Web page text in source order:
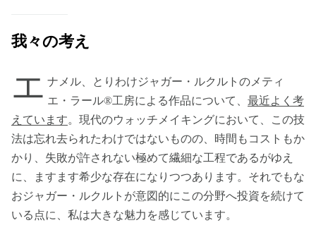
我々の考え
エ ナメル、とりわけジャガー・ルクルトのメティ
エ・ラール®工房による作品について、 最近よく考
えています。現代のウォッチメイキングにおいて、この技
法は忘れ去られたわけではないものの、時間もコストもか
かり、失敗が許されない極めて繊細な工程であるがゆえ
に、ますます希少な存在になりつつあります。それでもな
おジャガー・ルクルトが意図的にこの分野へ投資を続けて
いる点に、私は大きな魅力を感じています。